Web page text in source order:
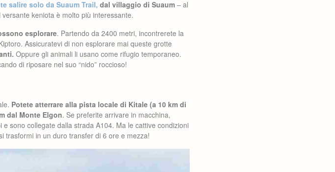
salire solo da Suaum Trail, dal villaggio di Suaum – al
keniota è molto più interessante.
esplorare. Partendo da 2400 metri, incontrerete la
Assicuratevi di non esplorare mai queste grotte
Oppure gli animali li usano come rifugio temporaneo.
di riposare nel suo “nido” roccioso!
Potete atterrare alla pista locale di Kitale (a 10 km di
dal Monte Elgon. Se preferite arrivare in macchina,
sono collegate dalla strada A104. Ma le cattive condizioni
trasformi in un duro transfer di 6 ore e mezza!